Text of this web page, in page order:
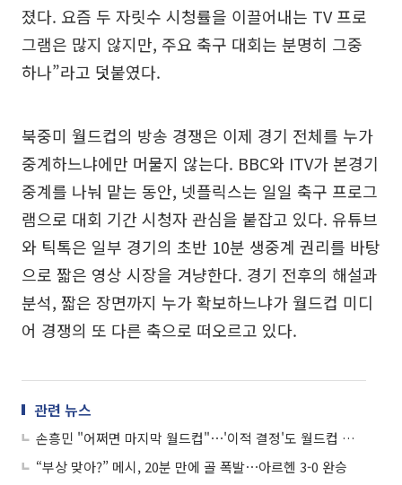
졌다. 요즘 두 자릿수 시청률을 이끌어내는 TV 프로
그램은 많지 않지만, 주요 축구 대회는 분명히 그중
하나”라고 덧붙였다.
북중미 월드컵의 방송 경쟁은 이제 경기 전체를 누가
중계하느냐에만 머물지 않는다. BBC와 ITV가 본경기
중계를 나눠 맡는 동안, 넷플릭스는 일일 축구 프로그
램으로 대회 기간 시청자 관심을 붙잡고 있다. 유튜브
와 틱톡은 일부 경기의 초반 10분 생중계 권리를 바탕
으로 짧은 영상 시장을 겨냥한다. 경기 전후의 해설과
분석, 짧은 장면까지 누가 확보하느냐가 월드컵 미디
어 경쟁의 또 다른 축으로 떠오르고 있다.
관련 뉴스
손흥민 "어쩌면 마지막 월드컵"⋯'이적 결정'도 월드컵 때문
“부상 맞아?” 메시, 20분 만에 골 폭발⋯아르헨 3-0 완승